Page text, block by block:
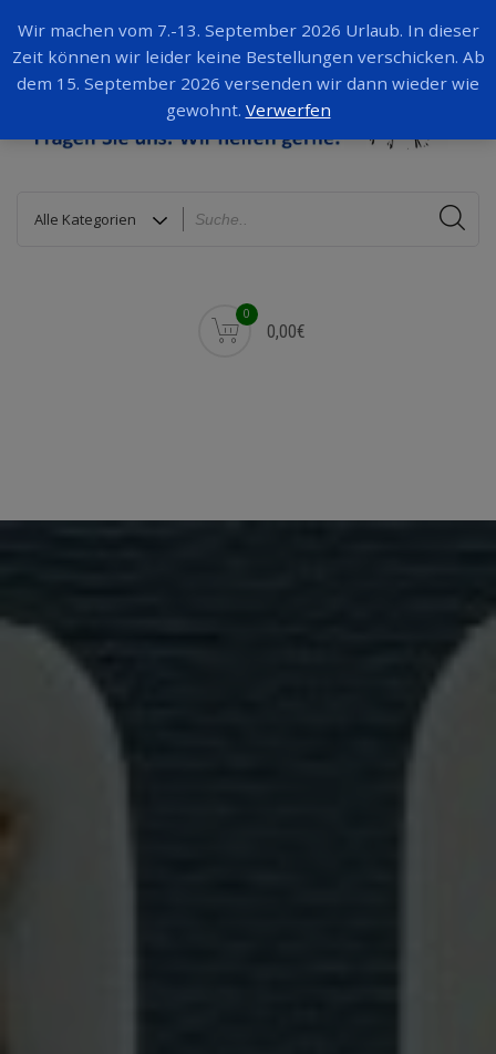
0
0,00€
Wir machen vom 7.-13. September 2026 Urlaub. In dieser
Zeit können wir leider keine Bestellungen verschicken. Ab
dem 15. September 2026 versenden wir dann wieder wie
gewohnt. Verwerfen